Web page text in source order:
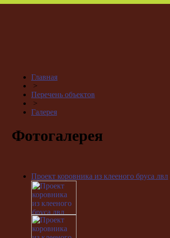
Главная
>
Перечень объектов
>
Галерея
Фотогалерея
Проект коровника из клееного бруса лвл